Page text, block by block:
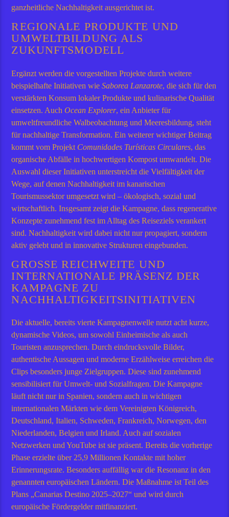
ganzheitliche Nachhaltigkeit ausgerichtet ist.
REGIONALE PRODUKTE UND
UMWELTBILDUNG ALS
ZUKUNFTSMODELL
Ergänzt werden die vorgestellten Projekte durch weitere
beispielhafte Initiativen wieSaborea Lanzarote, die sich für den
verstärkten Konsum lokaler Produkte und kulinarische Qualität
einsetzen. AuchOcean Explorer, ein Anbieter für
umweltfreundliche Walbeobachtung und Meeresbildung, steht
für nachhaltige Transformation. Ein weiterer wichtiger Beitrag
kommt vom Projekt Comunidades Turísticas Circulares, das
organische Abfälle in hochwertigen Kompost umwandelt. Die
Auswahl dieser Initiativen unterstreicht die Vielfältigkeit der
Wege, auf denen Nachhaltigkeit im kanarischen
Tourismussektor umgesetzt wird – ökologisch, sozial und
wirtschaftlich. Insgesamt zeigt die Kampagne, dass regenerative
Konzepte zunehmend fest im Alltag des Reiseziels verankert
sind. Nachhaltigkeit wird dabei nicht nur propagiert, sondern
aktiv gelebt und in innovative Strukturen eingebunden.
GROSSE REICHWEITE UND I
NTERNATIONALE PRÄSENZ DER K
AMPAGNE ZU N
ACHHALTIGKEITSINITIATIVEN
Die aktuelle, bereits vierte Kampagnenwelle nutzt acht kurze,
dynamische Videos, um sowohl Einheimische als auch
Touristen anzusprechen. Durch eindrucksvolle Bilder,
authentische Aussagen und moderne Erzählweise erreichen die
Clips besonders junge Zielgruppen. Diese sind zunehmend
sensibilisiert für Umwelt- und Sozialfragen. Die Kampagne
läuft nicht nur in Spanien, sondern auch in wichtigen
internationalen Märkten wie dem Vereinigten Königreich,
Deutschland, Italien, Schweden, Frankreich, Norwegen, den
Niederlanden, Belgien und Irland. Auch auf sozialen
Netzwerken und YouTube ist sie präsent. Bereits die vorherige
Phase erzielte über 25,9 Millionen Kontakte mit hoher
Erinnerungsrate. Besonders auffällig war die Resonanz in den
genannten europäischen Ländern. Die Maßnahme ist Teil des
Plans „Canarias Destino 2025–2027“ und wird durch
europäische Fördergelder mitfinanziert.